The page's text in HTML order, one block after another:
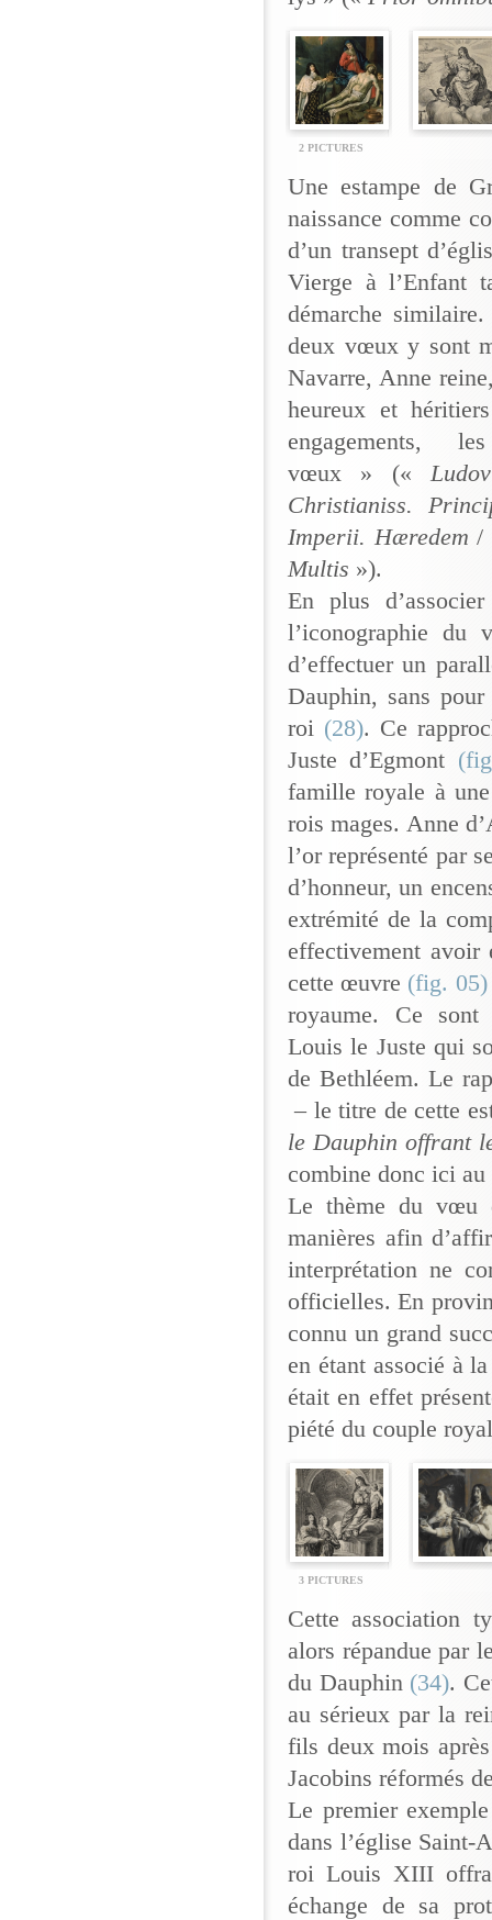
2 PICTURES
Une estampe de
naissance comme
d’un transept
Vierge à l’Enfant
démarche
deux vœux y sont
Navarre, Anne
heureux et
engagements,
vœux » («
Christianiss.
Imperii. Hæredem/
Multis »).
En plus
l’iconographie
d’effectuer un
Dauphin, sans
roi (28). Ce
Juste d’Egmont
famille royale à
rois mages. Anne
l’or représenté par
d’honneur, un
extrémité de la
effectivement avoir
cette œuvre (fig. 05)
royaume. Ce
Louis le Juste qui
de Bethléem. Le
– le titre de cette
le Dauphin offrant
combine donc ici
Le thème du vœu
manières afin
interprétation ne
officielles. En
connu un grand
en étant associé à
était en effet
piété du couple royal
3 PICTURES
Cette association
alors répandue par
du Dauphin(34).
au sérieux par la
fils deux mois
Jacobins réformés
Le premier
dans l’église
roi Louis XIII
échange de sa